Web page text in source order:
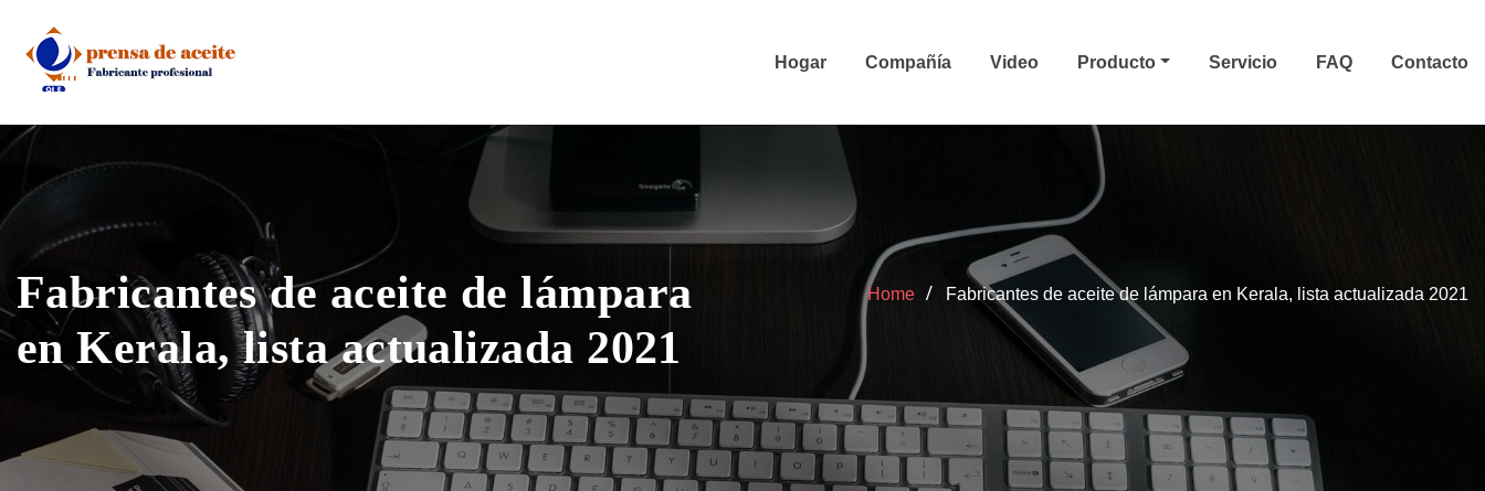
content
Hogar Compañía Video Producto Servicio FAQ Contacto
Fabricantes de aceite de lámpara
en Kerala, lista actualizada 2021
Home Fabricantes de aceite de lámpara en Kerala, lista actualizada 2021